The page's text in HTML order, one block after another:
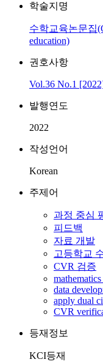
학술지명
수학교육논문집
education)
권호사항
Vol.36 No.1
발행연도
2022
작성언어
Korean
주제어
과정 중심
피드백
자료 개발
고등학교
CVR 검증
data
apply dual
CVR
등재정보
KCI등재